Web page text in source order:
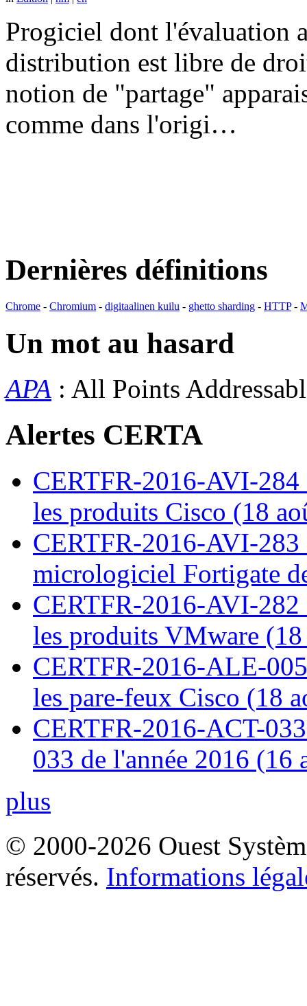
Progiciel dont l'évaluation
distribution est libre de
notion de "partage"
comme dans l'origi…
Dernières définitions
Chrome - Chromium - digitaalinen kuilu - ghetto sharding - HTTP-
Un mot au hasard
APA : All Points
Alertes CERTA
CERTFR-2016-AVI-
les produits Cisco (18
CERTFR-2016-AVI-
micrologiciel Fortigate
CERTFR-2016-AVI-
les produits VMware
CERTFR-2016-ALE-
les pare-feux Cisco (18
CERTFR-2016-ACT-
033 de l'année 2016 (16
plus
© 2000-2026 Ouest
réservés. Informations